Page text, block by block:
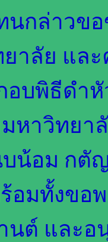
นกล่าวข
าลัย แล
อบพิธีดำ
หาวิทย
บน้อม ก
อมทั้งขอพ
นต์ และ